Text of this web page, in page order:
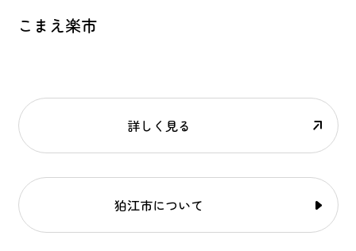
こまえ楽市
詳しく見る
狛江市について